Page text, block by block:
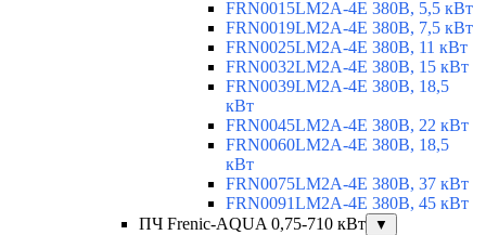
FRN0015LM2A-4E 380В, 5,5 кВт
FRN0019LM2A-4E 380В, 7,5 кВт
FRN0025LM2A-4E 380В, 11 кВт
FRN0032LM2A-4E 380В, 15 кВт
FRN0039LM2A-4E 380В, 18,5
кВт
FRN0045LM2A-4E 380В, 22 кВт
FRN0060LM2A-4E 380В, 18,5
кВт
FRN0075LM2A-4E 380В, 37 кВт
FRN0091LM2A-4E 380В, 45 кВт
ПЧ Frenic-AQUA 0,75-710 кВт
▼